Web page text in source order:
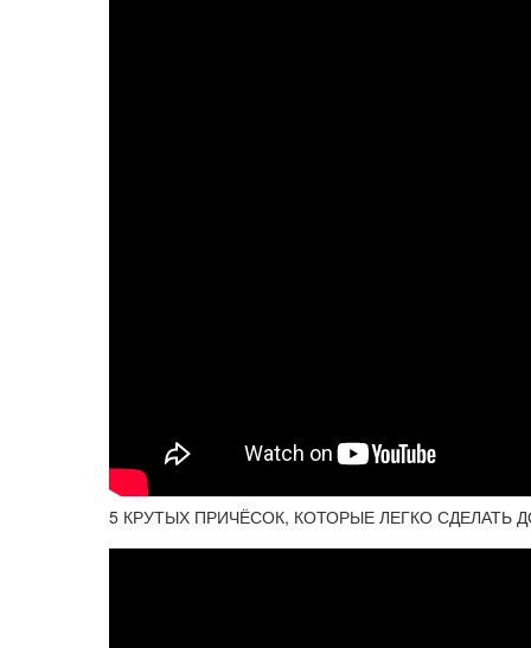
5 КРУТЫХ ПРИЧЁСОК, КОТОРЫЕ ЛЕГКО СДЕЛАТЬ